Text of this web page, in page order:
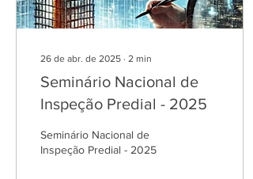
26 de abr. de 2025 ∙ 2 min
Seminário Nacional de
Inspeção Predial - 2025
Seminário Nacional de
Inspeção Predial - 2025